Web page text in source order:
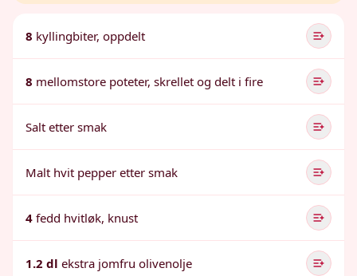
8 kyllingbiter, oppdelt
8 mellomstore poteter, skrellet og delt i fire
Salt etter smak
Malt hvit pepper etter smak
4 fedd hvitløk, knust
1.2 dl ekstra jomfru olivenolje